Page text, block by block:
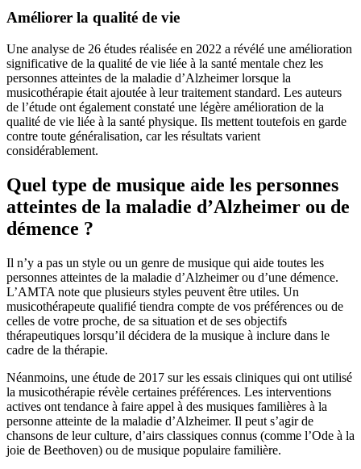
Améliorer la qualité de vie
Une analyse de 26 études réalisée en 2022 a révélé une amélioration
significative de la qualité de vie liée à la santé mentale chez les
personnes atteintes de la maladie d’Alzheimer lorsque la
musicothérapie était ajoutée à leur traitement standard. Les auteurs
de l’étude ont également constaté une légère amélioration de la
qualité de vie liée à la santé physique. Ils mettent toutefois en garde
contre toute généralisation, car les résultats varient
considérablement.
Quel type de musique aide les personnes
atteintes de la maladie d’Alzheimer ou de
démence ?
Il n’y a pas un style ou un genre de musique qui aide toutes les
personnes atteintes de la maladie d’Alzheimer ou d’une démence.
L’AMTA note que plusieurs styles peuvent être utiles. Un
musicothérapeute qualifié tiendra compte de vos préférences ou de
celles de votre proche, de sa situation et de ses objectifs
thérapeutiques lorsqu’il décidera de la musique à inclure dans le
cadre de la thérapie.
Néanmoins, une étude de 2017 sur les essais cliniques qui ont utilisé
la musicothérapie révèle certaines préférences. Les interventions
actives ont tendance à faire appel à des musiques familières à la
personne atteinte de la maladie d’Alzheimer. Il peut s’agir de
chansons de leur culture, d’airs classiques connus (comme l’Ode à la
joie de Beethoven) ou de musique populaire familière.